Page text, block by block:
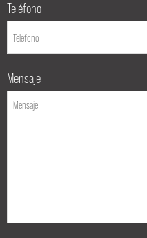
Teléfono
Mensaje